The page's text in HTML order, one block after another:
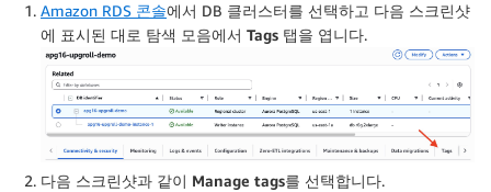
Amazon RDS 콘솔에서 DB 클러스터를 선택하고 다음 스크린샷
에 표시된 대로 탐색 모음에서 Tags 탭을 엽니다.
다음 스크린샷과 같이 Manage tags를 선택합니다.